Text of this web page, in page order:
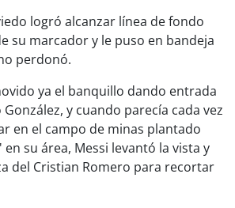
logró alcanzar línea de fondo
su marcador y le puso en bandeja
perdonó.
ya el banquillo dando entrada
y cuando parecía cada vez
en el campo de minas plantado
su área, Messi levantó la vista y
del Cristian Romero para recortar